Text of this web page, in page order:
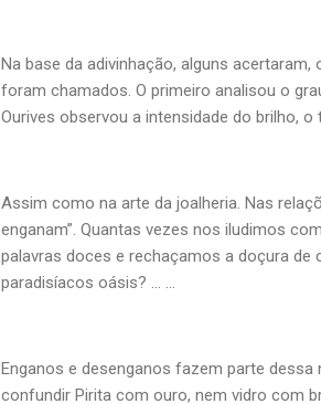
Na base da adivinhação, alguns
foram chamados. O primeiro analisou o
Ourives observou a intensidade do brilho, o
Assim como na arte da joalheria. Nas
enganam”. Quantas vezes nos iludimos
palavras doces e rechaçamos a doçura de
paradisíacos oásis? ... ...
Enganos e desenganos fazem parte dessa
confundir Pirita com ouro, nem vidro com